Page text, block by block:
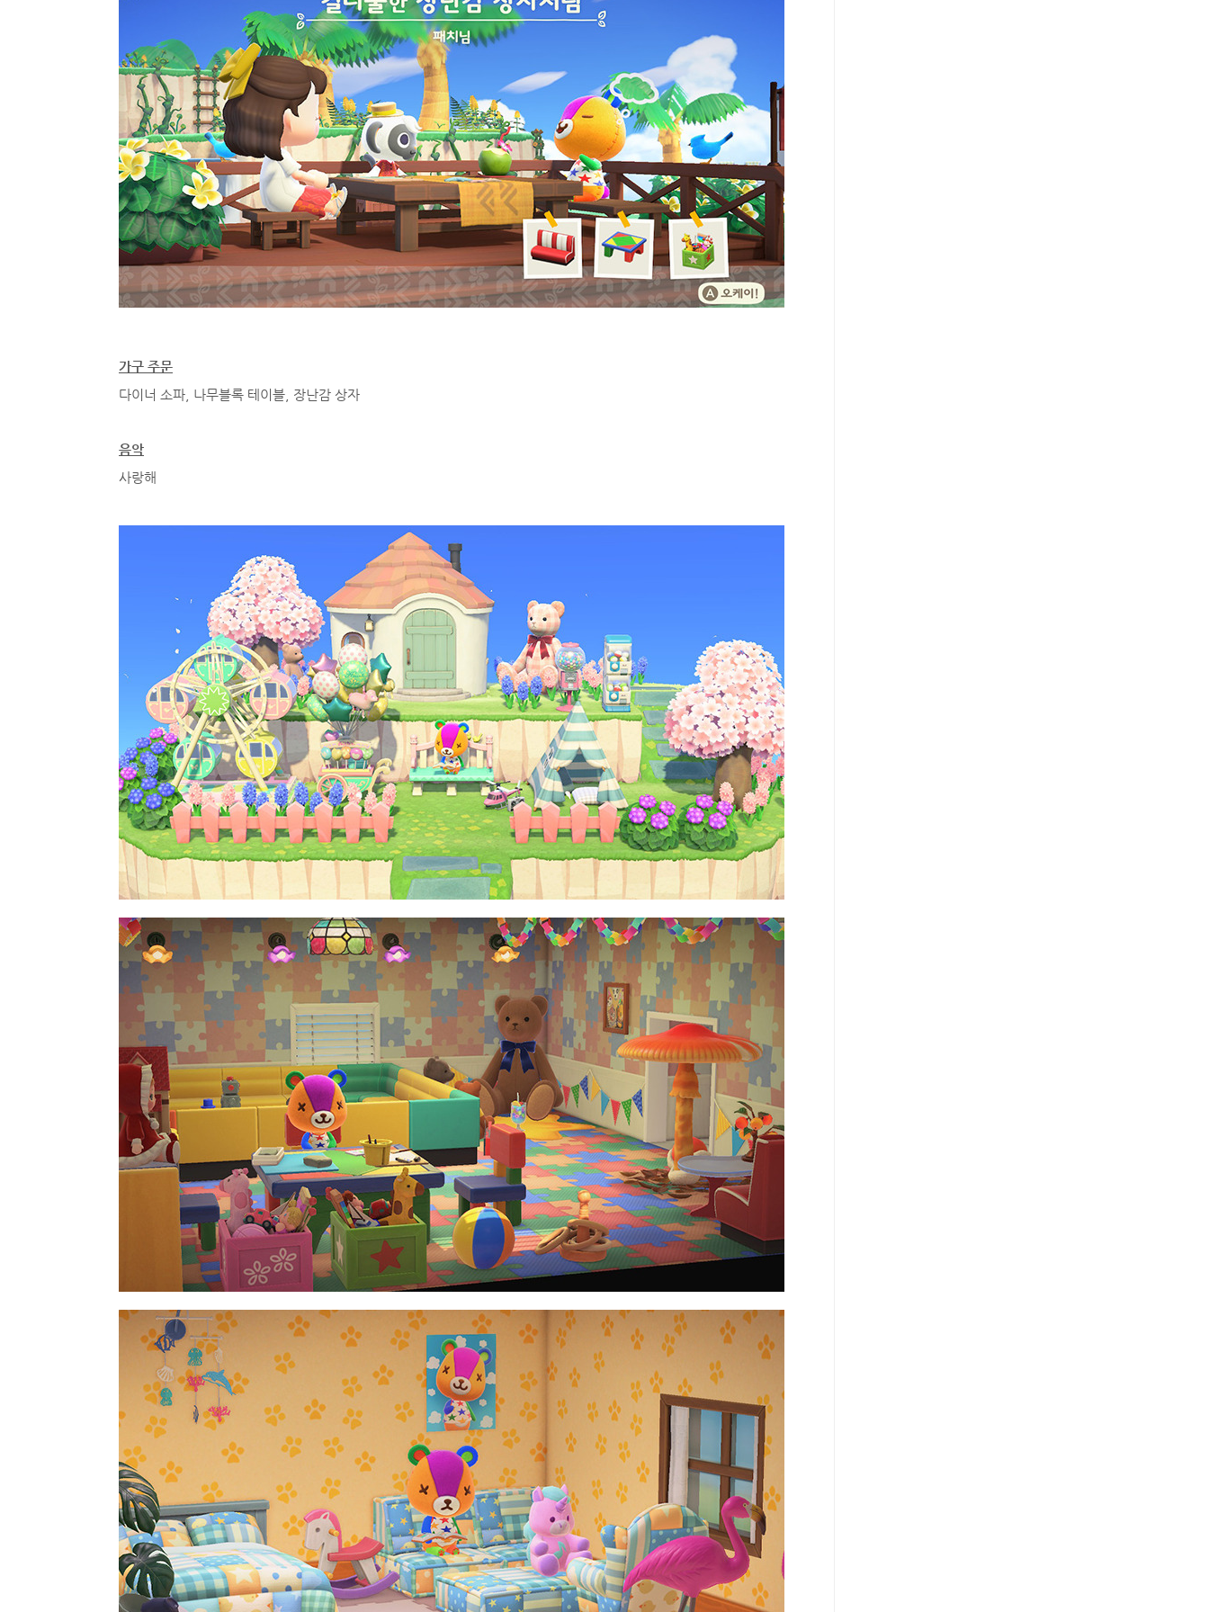
가구 주문
다이너 소파, 나무블록 테이블, 장난감 상자
음악
사랑해